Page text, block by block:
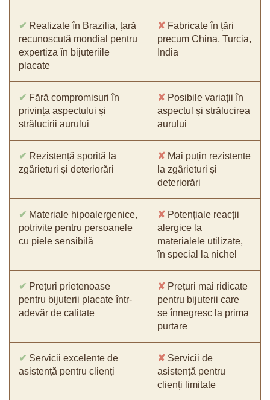
✔ Realizate în Brazilia, țară
recunoscută mondial pentru
expertiza în bijuteriile
placate
✘ Fabricate în țări
precum China, Turcia,
India
✔ Fără compromisuri în
privința aspectului și
strălucirii aurului
✘ Posibile variații în
aspectul și strălucirea
aurului
✔ Rezistență sporită la
zgârieturi și deteriorări
✘ Mai puțin rezistente
la zgârieturi și
deteriorări
✔ Materiale hipoalergenice,
potrivite pentru persoanele
cu piele sensibilă
✘ Potențiale reacții
alergice la
materialele utilizate,
în special la nichel
✔ Prețuri prietenoase
pentru bijuterii placate într-
adevăr de calitate
✘ Prețuri mai ridicate
pentru bijuterii care
se înnegresc la prima
purtare
✔ Servicii excelente de
asistență pentru clienți
✘ Servicii de
asistență pentru
clienți limitate